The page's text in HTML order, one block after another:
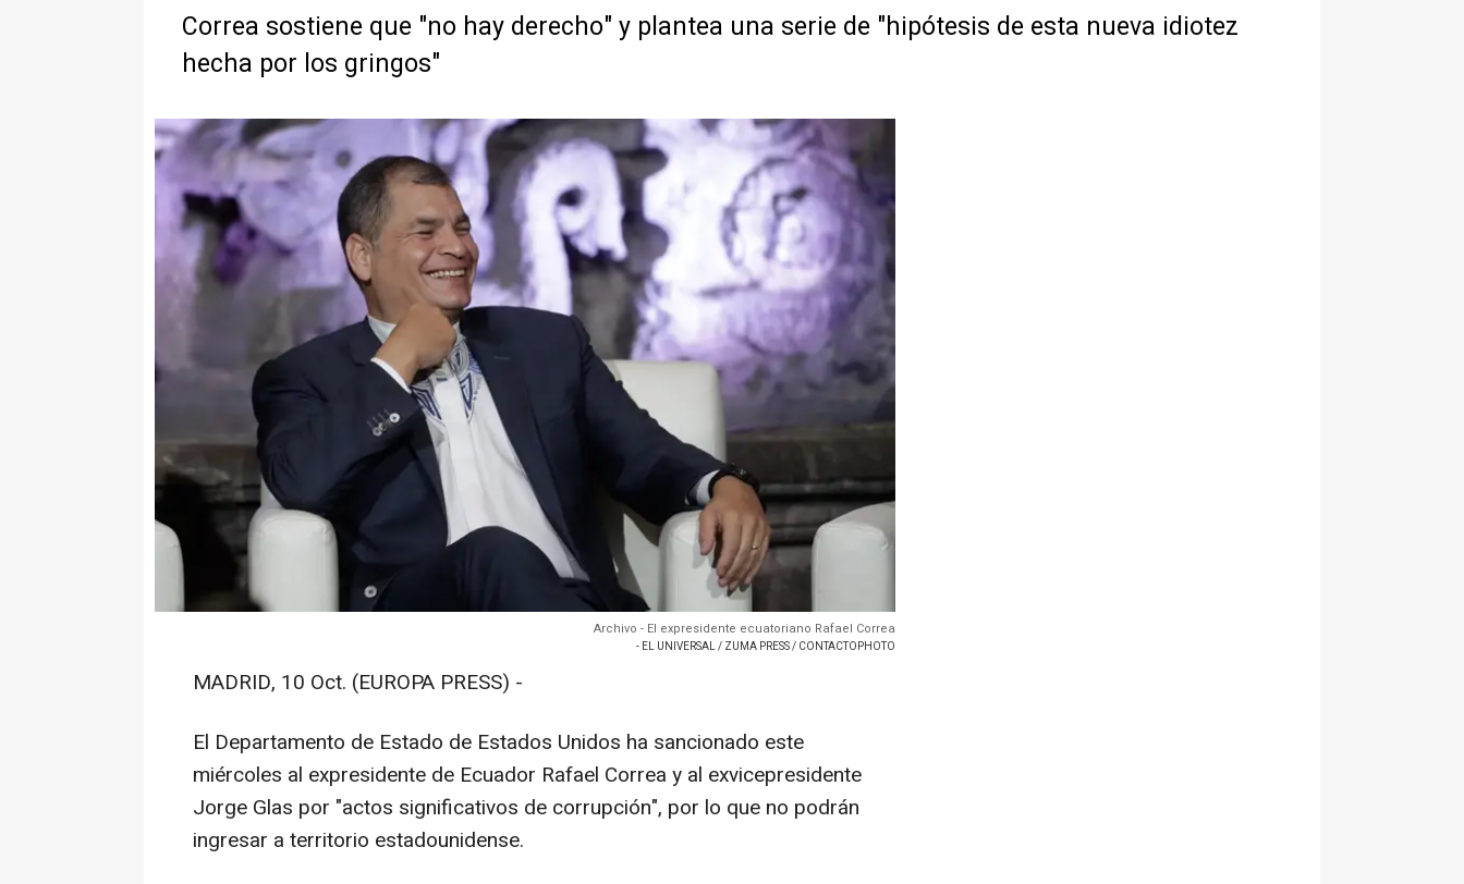
Correa sostiene que "no hay derecho" y plantea una serie de "hipótesis de esta nueva idiotez
hecha por los gringos"
Archivo - El expresidente ecuatoriano Rafael Correa
- EL UNIVERSAL / ZUMA PRESS / CONTACTOPHOTO
MADRID, 10 Oct. (EUROPA PRESS) -
El Departamento de Estado de Estados Unidos ha sancionado este
miércoles al expresidente de Ecuador Rafael Correa y al exvicepresidente
Jorge Glas por "actos significativos de corrupción", por lo que no podrán
ingresar a territorio estadounidense.